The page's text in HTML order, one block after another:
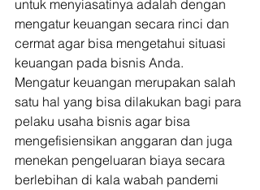
untuk menyiasatinya adalah dengan
mengatur keuangan secara rinci dan
cermat agar bisa mengetahui situasi
keuangan pada bisnis Anda.
Mengatur keuangan merupakan salah
satu hal yang bisa dilakukan bagi para
pelaku usaha bisnis agar bisa
mengefisiensikan anggaran dan juga
menekan pengeluaran biaya secara
berlebihan di kala wabah pandemi